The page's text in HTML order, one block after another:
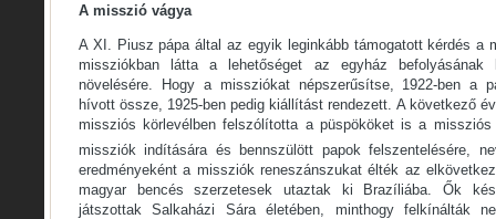
A misszió vágya
A XI. Piusz pápa által az egyik leginkább támogatott kérdés a
missziókban látta a lehetőséget az egyház befolyásának
növelésére. Hogy a missziókat népszerűsítse, 1922-ben a
hívott össze, 1925-ben pedig kiállítást rendezett. A következő
missziós körlevélben felszólította a püspököket is a missziós
missziók indítására és bennszülött papok felszentelésére,
eredményeként a missziók reneszánszukat élték az
magyar bencés szerzetesek utaztak ki Brazíliába. Ők
játszottak Salkaházi Sára életében, minthogy felkínálták